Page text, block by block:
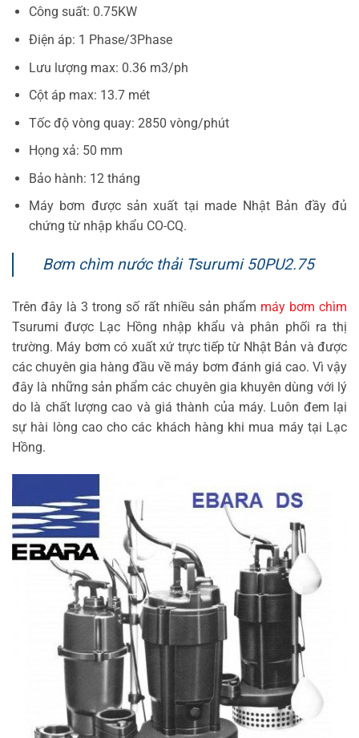
Công suất: 0.75KW
Điện áp: 1 Phase/3Phase
Lưu lượng max: 0.36 m3/ph
Cột áp max: 13.7 mét
Tốc độ vòng quay: 2850 vòng/phút
Họng xả: 50 mm
Bảo hành: 12 tháng
Máy bơm được sản xuất tại made Nhật Bản đầy đủ
chứng từ nhập khẩu CO-CQ.
Bơm chìm nước thải Tsurumi 50PU2.75
Trên đây là 3 trong số rất nhiều sản phẩm máy bơm chìm
Tsurumi được Lạc Hồng nhập khẩu và phân phối ra thị
trường. Máy bơm có xuất xứ trực tiếp từ Nhật Bản và được
các chuyên gia hàng đầu về máy bơm đánh giá cao. Vì vậy
đây là những sản phẩm các chuyên gia khuyên dùng với lý
do là chất lượng cao và giá thành của máy. Luôn đem lại
sự hài lòng cao cho các khách hàng khi mua máy tại Lạc
Hồng.